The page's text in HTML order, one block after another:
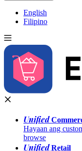
English
Filipino
Unified
Hayaan ang
browse
UnifiedRetail